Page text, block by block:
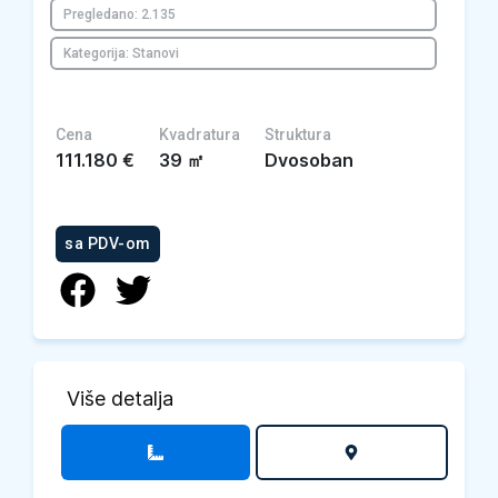
Pregledano: 2.135
Kategorija: Stanovi
Cena
111.180 €
Kvadratura
39 ㎡
Struktura
Dvosoban
sa PDV-om
Više detalja